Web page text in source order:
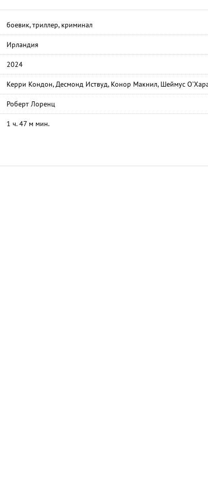
боевик, триллер, криминал
Ирландия
2024
Керри Кондон, Десмонд Иствуд, Конор Макнил, Шеймус
Роберт Лоренц
1 ч. 47 м мин.